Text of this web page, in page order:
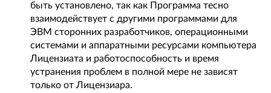
быть установлено, так как Программа тесно
взаимодействует с другими программами для
ЭВМ сторонних разработчиков, операционными
системами и аппаратными ресурсами компьютера
Лицензиата и работоспособность и время
устранения проблем в полной мере не зависят
только от Лицензиара.